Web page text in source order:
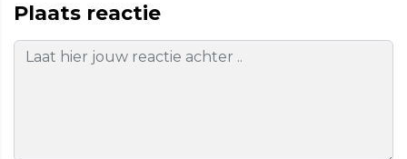
Plaats reactie